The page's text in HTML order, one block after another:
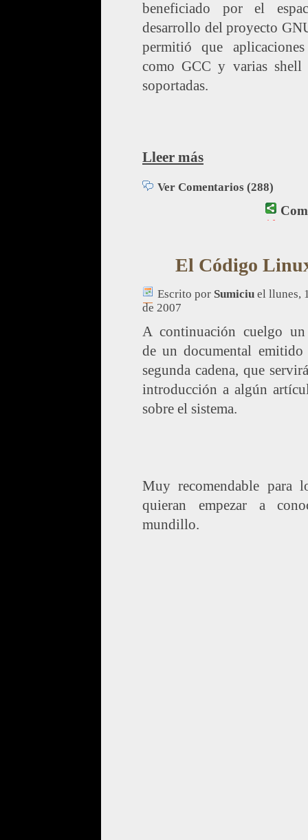
beneficiado por el
desarrollo del proyecto
permitió que
como GCC y varias shell
soportadas.
Lleer más
Ver Comentarios (288)
El Código
Escrito por Sumiciu el llunes,
de 2007
A continuación cuelgo
de un documental
segunda cadena, que
introducción a algún
sobre el sistema.
Muy recomendable para
quieran empezar a
mundillo.